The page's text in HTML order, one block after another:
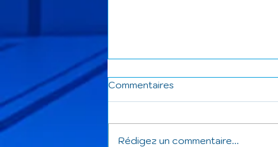
Commentaires
Rédigez un commentaire...